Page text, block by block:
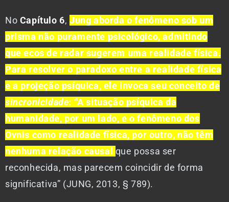
No Capítulo 6,Jung aborda o fenômeno sob um
prisma não puramente psicológico, admitindo
que ecos de radar sugerem uma realidade física.
Para resolver o paradoxo entre a realidade física
e a projeção psíquica, ele invoca seu conceito de
sincronicidade: “A situação psíquica da
humanidade, por um lado, e o fenômeno dos
Ovnis como realidade física, por outro, não têm
nenhuma relação causal que possa ser
reconhecida, mas parecem coincidir de forma
significativa” (JUNG, 2013, § 789).